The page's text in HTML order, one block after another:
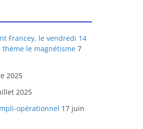
Francey, le vendredi 14
thème le magnétisme 7
2025
2025
opérationnel 17 juin